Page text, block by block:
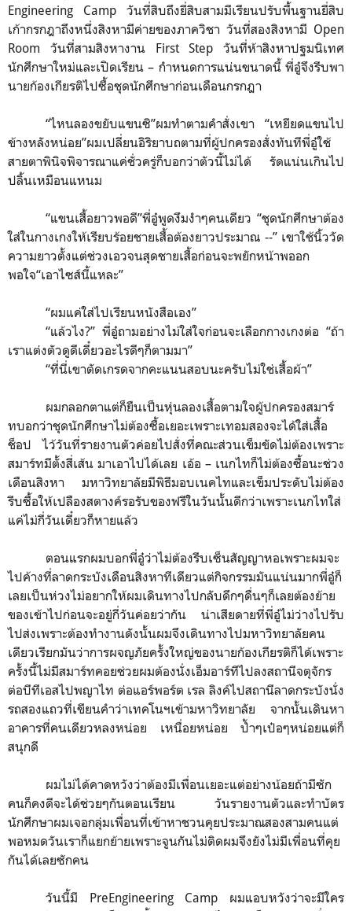
Engineering Camp วันที่สิบถึงยี่สิบสามมีเรียนปรับพื้นฐานยี่สิบ
เก้ากรกฎาถึงหนึ่งสิงหามีค่ายของภาควิชา วันที่สองสิงหามี Open
Room วันที่สามสิงหางาน First Step วันที่ห้าสิงหาปฐมนิเทศ
นักศึกษาใหม่และเปิดเรียน – กำหนดการแน่นขนาดนี้ พี่อู๋จึงรีบพา
นายก้องเกียรติไปซื้อชุดนักศึกษาก่อนเดือนกรกฎา
“ไหนลองขยับแขนซิ”ผมทำตามคำสั่งเขา “เหยียดแขนไป
ข้างหลังหน่อย”ผมเปลี่ยนอิริยาบถตามที่ผู้ปกครองสั่งทันทีพี่อู๋ใช้
สายตาพินิจพิจารณาแค่ชั่วครู่ก็บอกว่าตัวนี้ไม่ได้ รัดแน่นเกินไป
ปลิ้นเหมือนแหนม
“แขนเสื้อยาวพอดี”พี่อู๋พูดงึมงำๆคนเดียว “ชุดนักศึกษาต้อง
ใส่ในกางเกงให้เรียบร้อยชายเสื้อต้องยาวประมาณ --” เขาใช้นิ้ววัด
ความยาวตั้งแต่ช่วงเอวจนสุดชายเสื้อก่อนจะพยักหน้าพออก
พอใจ“เอาไซส์นี้แหละ”
“ผมแค่ใส่ไปเรียนหนังสือเอง”
“แล้วไง?” พี่อู๋ถามอย่างไม่ใส่ใจก่อนจะเลือกกางเกงต่อ “ถ้า
เราแต่งตัวดูดีเดี๋ยวอะไรดีๆก็ตามมา”
“ที่นี่เขาตัดเกรดจากคะแนนสอบนะครับไม่ใช่เสื้อผ้า”
ผมกลอกตาแต่ก็ยืนเป็นหุ่นลองเสื้อตามใจผู้ปกครองสมาร์
ทบอกว่าชุดนักศึกษาไม่ต้องซื้อเยอะเพราะเทอมสองจะได้ใส่เสื้อ
ช็อป ไว้วันที่รายงานตัวค่อยไปสั่งที่คณะส่วนเข็มขัดไม่ต้องเพราะ
สมาร์ทมีตั้งสี่เส้น มาเอาไปได้เลย เอ้อ – เนกไทก็ไม่ต้องซื้อนะช่วง
เดือนสิงหา
มหาวิทยาลัยมีพิธีมอบเนคไทและเข็มประดับไม่ต้อง
รีบซื้อให้เปลืองสตางค์รอรับของฟรีในวันนั้นดีกว่าเพราะเนกไทใส่
แค่ไม่กี่วันเดี๋ยวก็หายแล้ว
ตอนแรกผมบอกพี่อู๋ว่าไม่ต้องรีบเซ็นสัญญาหอเพราะผมจะ
ไปค้างที่ลาดกระบังเดือนสิงหาทีเดียวแต่กิจกรรมมันแน่นมากพี่อู๋ก็
เลยเป็นห่วงไม่อยากให้ผมเดินทางไปกลับดึกๆดื่นๆก็เลยต้องย้าย
ของเข้าไปก่อนจะอยู่กี่วันค่อยว่ากัน น่าเสียดายที่พี่อู๋ไม่ว่างไปรับ
ไปส่งเพราะต้องทำงานดังนั้นผมจึงเดินทางไปมหาวิทยาลัยคน
เดียวเรียกมันว่าการผจญภัยครั้งใหญ่ของนายก้องเกียรติก็ได้เพราะ
ครั้งนี้ไม่มีสมาร์ทคอยช่วยผมต้องนั่งเอ็มอาร์ทีไปลงสถานีจตุจักร
ต่อบีทีเอสไปพญาไท ต่อแอร์พอร์ต เรล ลิงค์ไปสถานีลาดกระบังนั่ง
รถสองแถวที่เขียนคำว่าเทคโนฯเข้ามหาวิทยาลัย จากนั้นเดินหา
อาคารที่คนเดียวหลงหน่อย เหนื่อยหน่อย ป้ำๆเป๋อๆหน่อยแต่ก็
สนุกดี
ผมไม่ได้คาดหวังว่าต้องมีเพื่อนเยอะแต่อย่างน้อยถ้ามีซัก
คนก็คงดีจะได้ช่วยๆกันตอนเรียน วันรายงานตัวและทำบัตร
นักศึกษาผมเจอกลุ่มเพื่อนที่เข้าหาชวนคุยประมาณสองสามคนแต่
พอหมดวันเราก็แยกย้ายเพราะจูนกันไม่ติดผมจึงยังไม่มีเพื่อนที่คุย
กันได้เลยซักคน
วันนี้มี PreEngineering Camp ผมแอบหวังว่าจะมีใคร